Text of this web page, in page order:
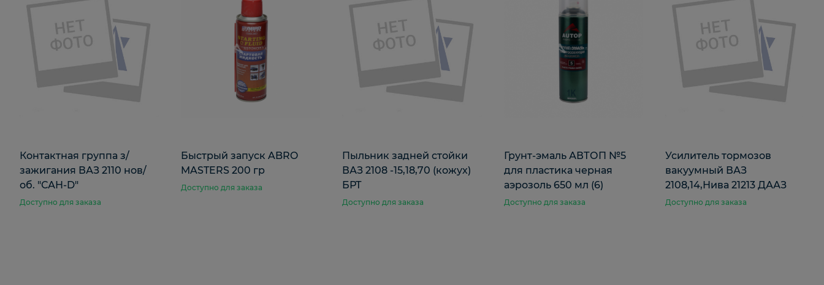
Контактная группа з/
зажигания ВАЗ 2110 нов/
об. "САН-D"
Доступно для заказа
Быстрый запуск ABRO
MASTERS 200 гр
Доступно для заказа
Пыльник задней стойки
ВАЗ 2108 -15,18,70 (кожух)
БРТ
Доступно для заказа
Грунт-эмаль АВТОП №5
для пластика черная
аэрозоль 650 мл (6)
Доступно для заказа
Усилитель тормозов
вакуумный ВАЗ
2108,14,Нива 21213 ДААЗ
Доступно для заказа